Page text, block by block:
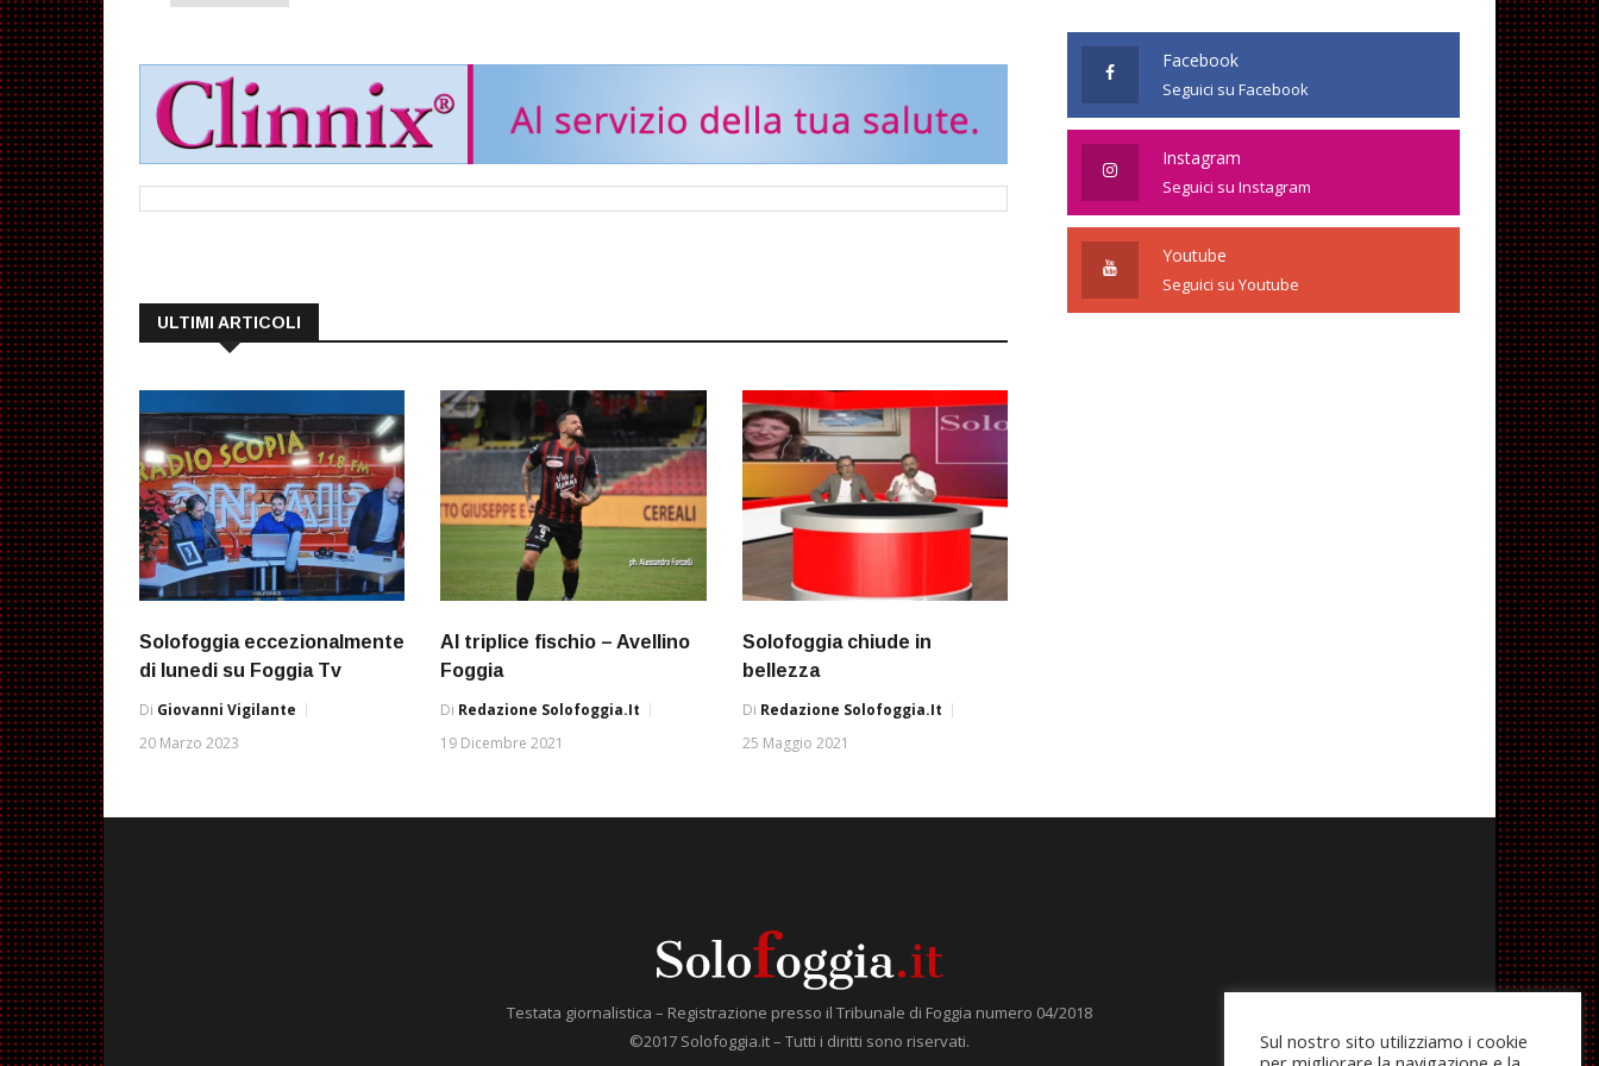
ULTIMI ARTICOLI
Solofoggia eccezionalmente
di lunedi su Foggia Tv
Di Giovanni Vigilante
20 Marzo 2023
Al triplice fischio – Avellino
Foggia
Di Redazione Solofoggia.it
19 Dicembre 2021
Solofoggia chiude in
bellezza
Di Redazione Solofoggia.it
25 Maggio 2021
Facebook
Seguici su Facebook
Instagram
Seguici su Instagram
Youtube
Seguici su Youtube
Testata giornalistica – Registrazione presso il Tribunale di Foggia numero 04/2018
©2017 Solofoggia.it – Tutti i diritti sono riservati.
Sul nostro sito utilizziamo i cookie